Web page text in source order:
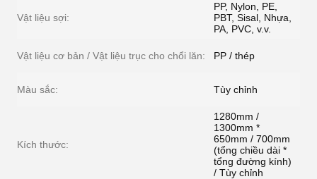
Vật liệu sợi:
PP, Nylon, PE,
PBT, Sisal, Nhựa,
PA, PVC, v.v.
Vật liệu cơ bản / Vật liệu trục cho chổi lăn: PP / thép
Màu sắc: Tùy chỉnh
Kích thước:
1280mm /
1300mm *
650mm / 700mm
(tổng chiều dài *
tổng đường kính)
/ Tùy chỉnh